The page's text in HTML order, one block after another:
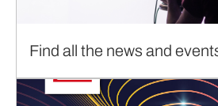
Find all the news and